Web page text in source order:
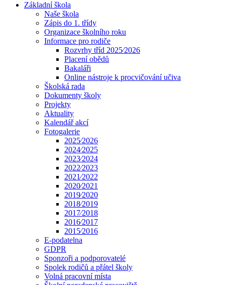
Základní škola
Naše škola
Zápis do 1. třídy
Organizace školního roku
Informace pro rodiče
Rozvrhy tříd 2025⁄2026
Placení obědů
Bakaláři
Online nástroje k procvičování učiva
Školská rada
Dokumenty školy
Projekty
Aktuality
Kalendář akcí
Fotogalerie
2025⁄2026
2024⁄2025
2023⁄2024
2022⁄2023
2021⁄2022
2020⁄2021
2019⁄2020
2018⁄2019
2017⁄2018
2016⁄2017
2015⁄2016
E-podatelna
GDPR
Sponzoři a podporovatelé
Spolek rodičů a přátel školy
Volná pracovní místa